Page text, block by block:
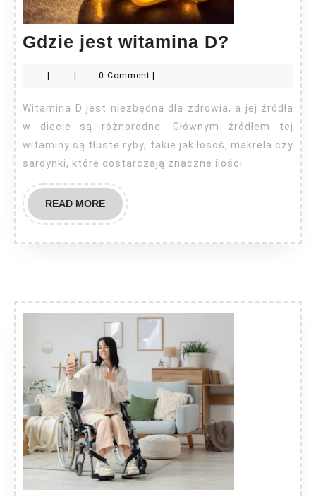
Gdzie jest witamina D?
witamina
D?
| | 0 Comment |
Witamina D jest niezbędna dla zdrowia, a jej źródła
w diecie są różnorodne. Głównym źródłem tej
witaminy są tłuste ryby, takie jak łosoś, makrela czy
sardynki, które dostarczają znaczne ilości
READ MOREREAD
MORE